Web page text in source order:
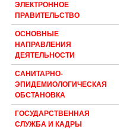
ЭЛЕКТРОННОЕ
ПРАВИТЕЛЬСТВО
ОСНОВНЫЕ
НАПРАВЛЕНИЯ
ДЕЯТЕЛЬНОСТИ
САНИТАРНО-
ЭПИДЕМИОЛОГИЧЕСКАЯ
ОБСТАНОВКА
ГОСУДАРСТВЕННАЯ
СЛУЖБА И КАДРЫ